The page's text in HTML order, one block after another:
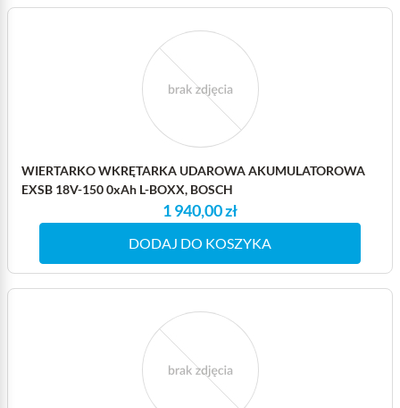
WIERTARKO WKRĘTARKA UDAROWA AKUMULATOROWA
EXSB 18V-150 0xAh L-BOXX, BOSCH
1 940,00 zł
DODAJ DO KOSZYKA